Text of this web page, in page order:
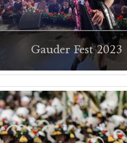
Gauder Fest 2023
Impressionen